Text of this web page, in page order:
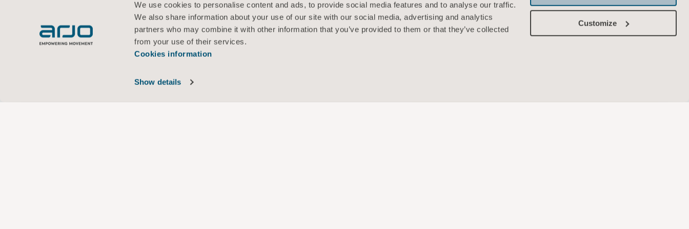
We use cookies to personalise content and ads, to provide social media features and to analyse our traffic.
We also share information about your use of our site with our social media, advertising and analytics
partners who may combine it with other information that you’ve provided to them or that they’ve collected
from your use of their services.
Cookies information
Show details
Customize